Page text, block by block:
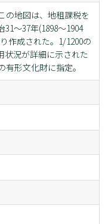
の地図は、地租課税を
～37年(1898～1904
作成された。1/1200の
状況が詳細に示された
形文化財に指定。